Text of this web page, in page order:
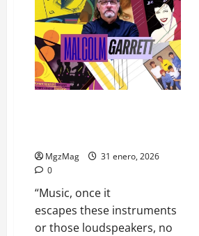
MgzMag
31 enero, 2026
0
“Music, once it
escapes these instruments
or those loudspeakers, no